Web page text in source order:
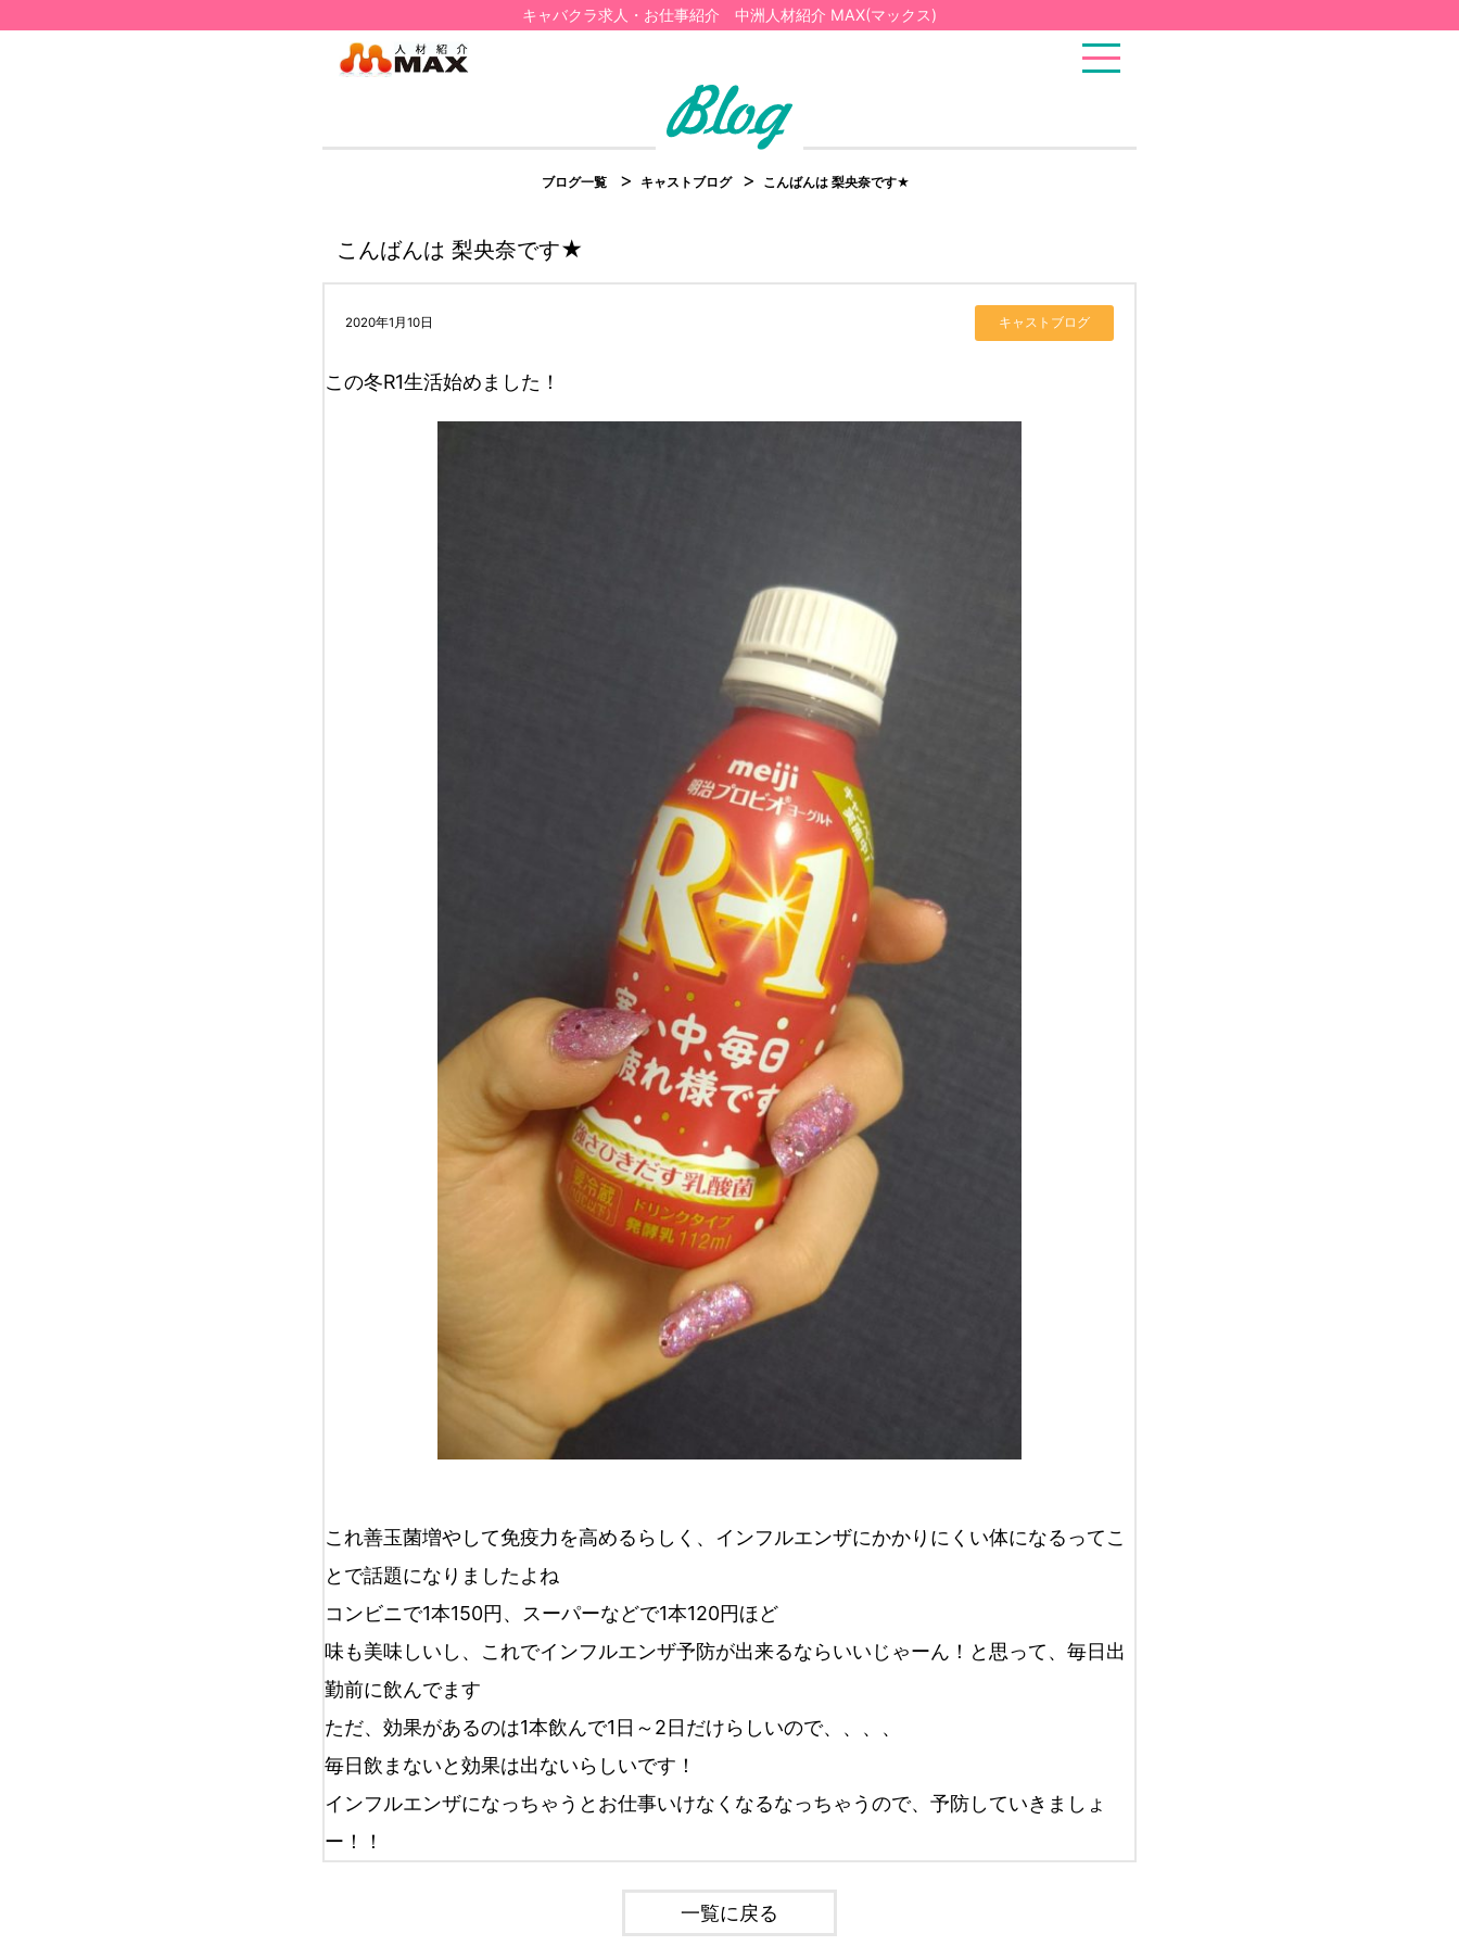
キャバクラ求人・お仕事紹介 中洲人材紹介 MAX(マックス)
ブログ一覧 キャストブログ こんばんは 梨央奈です★
こんばんは 梨央奈です★
2020年1月10日 キャストブログ
この冬R1生活始めました！
これ善玉菌増やして免疫力を高めるらしく、インフルエンザにかかりにくい体になるってこ
とで話題になりましたよね
コンビニで1本150円、スーパーなどで1本120円ほど
味も美味しいし、これでインフルエンザ予防が出来るならいいじゃーん！と思って、毎日出
勤前に飲んでます
ただ、効果があるのは1本飲んで1日～2日だけらしいので、、、、
毎日飲まないと効果は出ないらしいです！
インフルエンザになっちゃうとお仕事いけなくなるなっちゃうので、予防していきましょ
ー！！
一覧に戻る